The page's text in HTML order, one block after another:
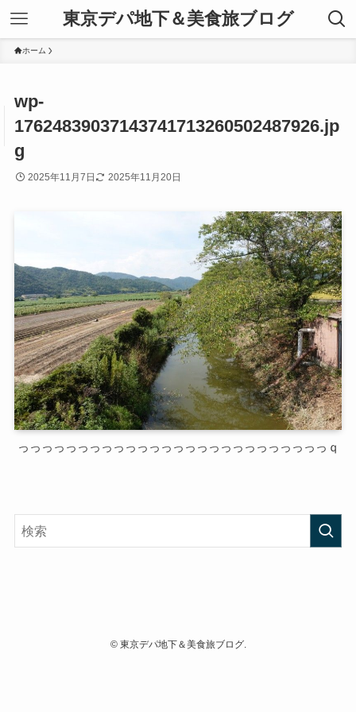
東京デパ地下＆美食旅ブログ
ホーム
wp-
17624839037143741713260502487926.jp
g
2025年11月7日 2025年11月20日
っっっっっっっっっっっっっっっっっっっっっっっっっっｑ
©東京デパ地下＆美食旅ブログ.